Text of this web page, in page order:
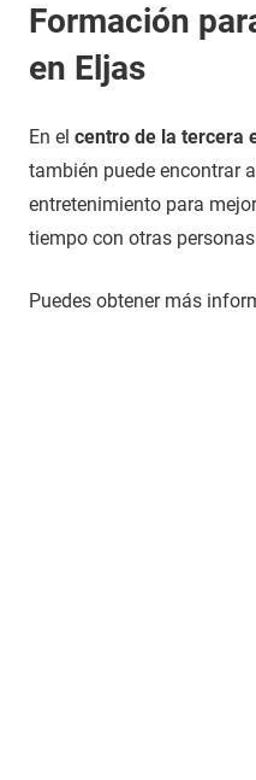
Formación
en Eljas
En el centro de la tercera
también puede encontrar
entretenimiento para
tiempo con otras
Puedes obtener más